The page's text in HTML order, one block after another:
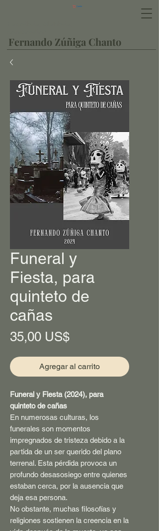
Carrito
Fernando Zúñiga Chanto
Funeral y
Fiesta, para
quinteto de
cañas
35,00 US$Precio
Agregar al carrito
Funeral y Fiesta (2024), para
quinteto de cañas
En numerosas culturas, los
funerales son momentos
impregnados de tristeza debido a la
partida de un ser querido del plano
terrenal. Esta pérdida provoca un
profundo desasosiego entre quienes
estaban cerca, por la ausencia que
deja esa persona.
No obstante, muchas filosofías y
religiones sostienen la creencia en la